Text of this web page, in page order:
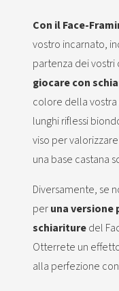
Con il Face-
vostro incarnato,
partenza dei
giocare con
colore della
lunghi riflessi
viso per
una base castana
Diversamente, se
peruna versione
schiarituredel
Otterrete un
alla perfezione